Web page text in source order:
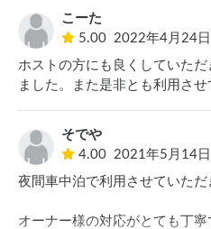
こーた
5.00 2022年4月24
ホストの方にも良くしていた
ました。また是非とも利用させ
そでや
4.00 2021年5月14
夜間車中泊で利用させていただ
オーナー様の対応がとても丁